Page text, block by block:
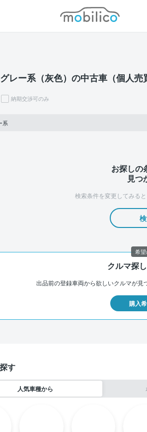
モビリコ
レー系（灰色）の中古車（個人売
納期交渉可のみ
系
お探しの
見つ
検索条件を変更してみると
クルマ探
出品前の登録車両から欲しいクルマが見
購入
す
人気車種から
希